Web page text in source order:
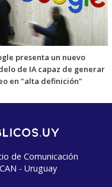
presenta un nuevo
de IA capaz de generar
en "alta definición"
de Comunicación
- Uruguay